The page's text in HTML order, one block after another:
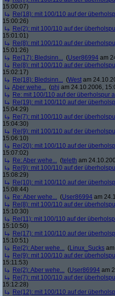
15:00:07)
Re(18): mit 100/110 auf der
15:00:26)
Re(2): mit 100/110 auf der
15:01:01)
Re(8): mit 100/110 auf der
15:01:26)
Re(17): Bledsinn... (User86994 am
Re(8): mit 100/110 auf der
15:02:17)
Re(18): Bledsinn... (West am
Aber wehe... (phj am 24.10.2006,
Re: mit 100/110 auf der überholspur
Re(19): mit 100/110 auf der
15:04:29)
Re(7): mit 100/110 auf der
15:04:30)
Re(9): mit 100/110 auf der
15:06:10)
Re(20): mit 100/110 auf der
15:07:02)
Re: Aber wehe... (teleth am
Re(9): mit 100/110 auf der
15:08:29)
Re(10): mit 100/110 auf der
15:08:44)
Re: Aber wehe... (User86994 am
Re(8): mit 100/110 auf der
15:10:30)
Re(11): mit 100/110 auf der
15:10:50)
Re(17): mit 100/110 auf der
15:10:51)
Re(2): Aber wehe... (Linux_Sucks
Re(9): mit 100/110 auf der
15:11:53)
Re(2): Aber wehe... (User86994 am
Re(7): mit 100/110 auf der
15:12:28)
Re(12): mit 100/110 auf der